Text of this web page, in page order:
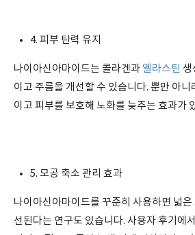
4. 피부 탄력 유지
나이아신아마이드는 콜라겐과 엘라스틴 생
이고 주름을 개선할 수 있습니다. 뿐만 아
이고 피부를 보호해 노화를 늦추는 효과가
5. 모공 축소 관리 효과
나이아신아마이드를 꾸준히 사용하면 넓은
선된다는 연구도 있습니다. 사용자 후기에